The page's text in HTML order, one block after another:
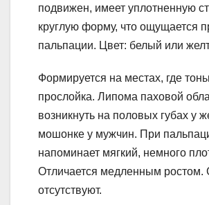
подвижен, имеет уплотненную
круглую форму, что ощущается
пальпации. Цвет: белый или
Формируется на местах, где
прослойка. Липома паховой
возникнуть на половых губах у
мошонке у мужчин. При
напоминает мягкий, немного
Отличается медленным
отсутствуют.